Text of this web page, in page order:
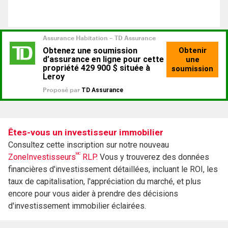
Êtes-vous un investisseur immobilier
Consultez cette inscription sur notre nouveau
ZoneInvestisseursMC RLP. Vous y trouverez des données
financières d'investissement détaillées, incluant le ROI, les
taux de capitalisation, l'appréciation du marché, et plus
encore pour vous aider à prendre des décisions
d'investissement immobilier éclairées.